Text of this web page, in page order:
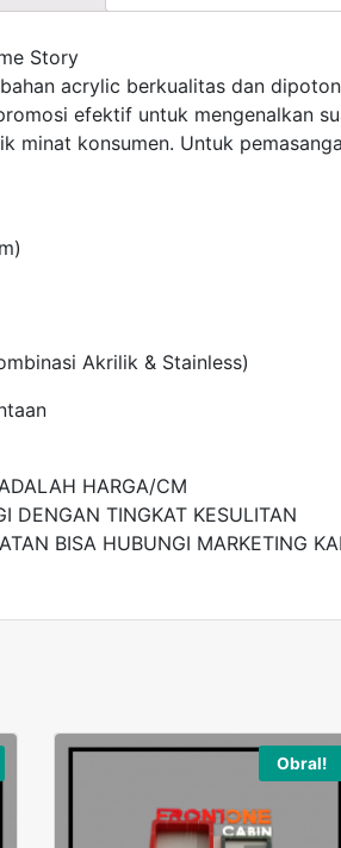
Story
acrylic berkualitas dan
efektif untuk mengenalkan
minat konsumen. Untuk
Akrilik & Stainless)
HARGA/CM
DENGAN TINGKAT KESULITAN
BISA HUBUNGI MARKETING
Obral!